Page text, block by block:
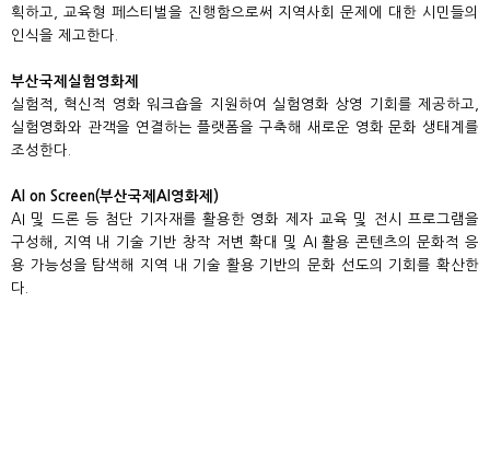
획하고
교육형 페스티벌을 진행함으로써 지역사회 문제에 대한 시민들의
인식을 제고한다
부산국제실험영화제
실험적
혁신적 영화 워크숍을 지원하여 실험영화 상영 기회를 제공하고
실험영화와 관객을 연결하는 플랫폼을 구축해 새로운 영화 문화 생태계를
조성한다
AI on Screen(부산국제 AI 영화제 )
AI 및 드론 등 첨단 기자재를 활용한 영화 제자 교육 및 전시 프로그램을
구성해
지역 내 기술 기반 창작 저변 확대 및 AI활용 콘텐츠의 문화적 응
용 가능성을 탐색해 지역 내 기술 활용 기반의 문화 선도의 기회를 확산한
다